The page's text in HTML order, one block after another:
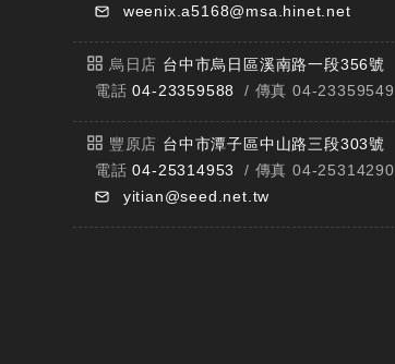
weenix.a5168@msa.hinet.net
烏日店 台中市烏日區溪南路一段356號
電話04-23359588 / 傳真 04-23359549
豐原店 台中市潭子區中山路三段303號
電話04-25314953
/ 傳真 04-25314290
yitian@seed.net.tw